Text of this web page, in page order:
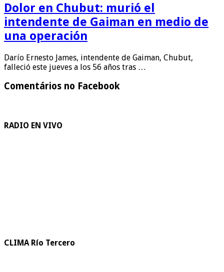
Dolor en Chubut: murió el
intendente de Gaiman en medio de
una operación
Darío Ernesto James, intendente de Gaiman, Chubut,
falleció este jueves a los 56 años tras …
Comentários no Facebook
RADIO EN VIVO
CLIMA Río Tercero